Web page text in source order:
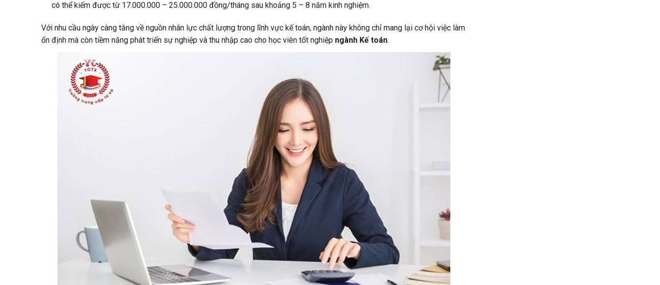
có thể kiếm được từ 17.000.000 – 25.000.000 đồng/tháng sau khoảng 5 – 8 năm kinh nghiệm.
Với nhu cầu ngày càng tăng về nguồn nhân lực chất lượng trong lĩnh vực kế toán, ngành này không chỉ mang lại cơ hội việc làm
ổn định mà còn tiềm năng phát triển sự nghiệp và thu nhập cao cho học viên tốt nghiệp ngành Kế toán.